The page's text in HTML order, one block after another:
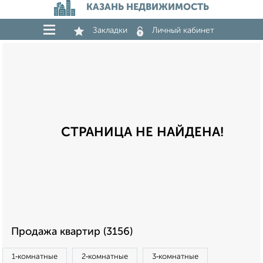
КАЗАНЬ НЕДВИЖИМОСТЬ
Закладки Личный кабинет
СТРАНИЦА НЕ НАЙДЕНА!
Продажа квартир (3156)
1‑комнатные 2‑комнатные 3‑комнатные